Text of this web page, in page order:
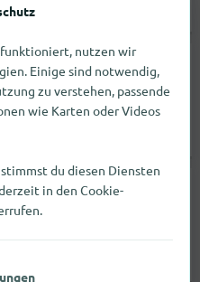
CityMedia & Ripken
28
(Hessen)
Straße 1-2
|Dienstleister
nutzen wir
Einige sind notwendig,
zu verstehen, passende
wie Karten oder Videos
du diesen Diensten
in den Cookie-